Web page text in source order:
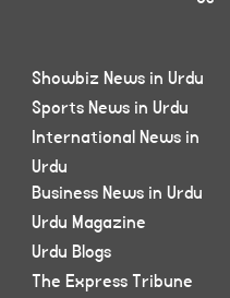
Showbiz News in Urdu
Sports News in Urdu
International News in
Urdu
Business News in Urdu
Urdu Magazine
Urdu Blogs
The Express Tribune